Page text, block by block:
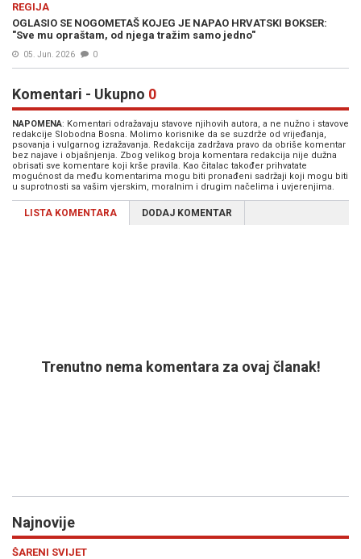
REGIJA
OGLASIO SE NOGOMETAŠ KOJEG JE NAPAO HRVATSKI BOKSER:
"Sve mu opraštam, od njega tražim samo jedno"
05. Jun. 2026 0
Komentari - Ukupno 0
NAPOMENA: Komentari odražavaju stavove njihovih autora, a ne nužno i stavove
redakcije Slobodna Bosna. Molimo korisnike da se suzdrže od vrijeđanja,
psovanja i vulgarnog izražavanja. Redakcija zadržava pravo da obriše komentar
bez najave i objašnjenja. Zbog velikog broja komentara redakcija nije dužna
obrisati sve komentare koji krše pravila. Kao čitalac također prihvatate
mogućnost da među komentarima mogu biti pronađeni sadržaji koji mogu biti
u suprotnosti sa vašim vjerskim, moralnim i drugim načelima i uvjerenjima.
LISTA KOMENTARA DODAJ KOMENTAR
Trenutno nema komentara za ovaj članak!
Najnovije
SHOW
Previous